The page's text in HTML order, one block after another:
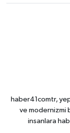
haber41comtr,
ve modernizmi
insanlara